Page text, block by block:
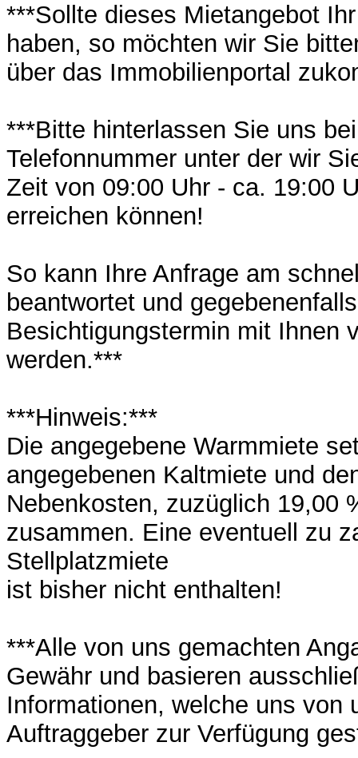
***Sollte dieses Mietangebot
haben, so möchten wir Sie
über das Immobilienportal
***Bitte hinterlassen Sie uns
Telefonnummer unter der wir
Zeit von 09:00 Uhr - ca. 19:00
erreichen können!
So kann Ihre Anfrage am
beantwortet und
Besichtigungstermin mit Ihnen
werden.***
***Hinweis:***
Die angegebene Warmmiete
angegebenen Kaltmiete und
Nebenkosten, zuzüglich 19,00
zusammen. Eine eventuell zu
Stellplatzmiete
ist bisher nicht enthalten!
***Alle von uns gemachten
Gewähr und basieren
Informationen, welche uns von
Auftraggeber zur Verfügung